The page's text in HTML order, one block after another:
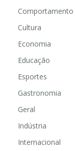
Comportamento
Cultura
Economia
Educação
Esportes
Gastronomia
Geral
Indústria
Internacional